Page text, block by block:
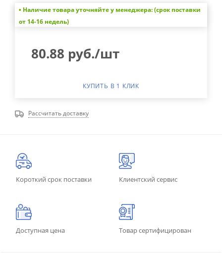
• Наличие товара уточняйте у менеджера: (срок поставки
от 14-16 недель)
80.88 руб./шт
КУПИТЬ В 1 КЛИК
Рассчитать доставку
Короткий срок поставки Клиентский сервис
Доступная цена Товар сертифицирован